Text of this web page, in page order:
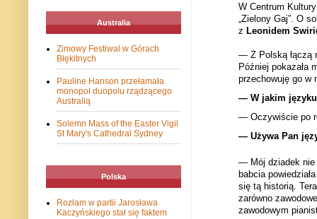
W Centrum
„Zielony Gaj”. O
z Leonidem
— Z Polską łączą
Później pokazała
przechowuję go w
— W jakim
— Oczywiście po
— Używa Pan
— Mój dziadek nie
babcia
się tą historią.
zarówno
zawodowym
Australia
Zimowy Festiwal w Górach
Błękitnych
Pauline Hanson przełamała
monopol duopolu rządzącego
Australią
Solemn Mass of the Easter Vigil
St Mary's Cathedral Sydney
Polska
Rozłam w partii Jarosława
Kaczyńskiego stał się faktem